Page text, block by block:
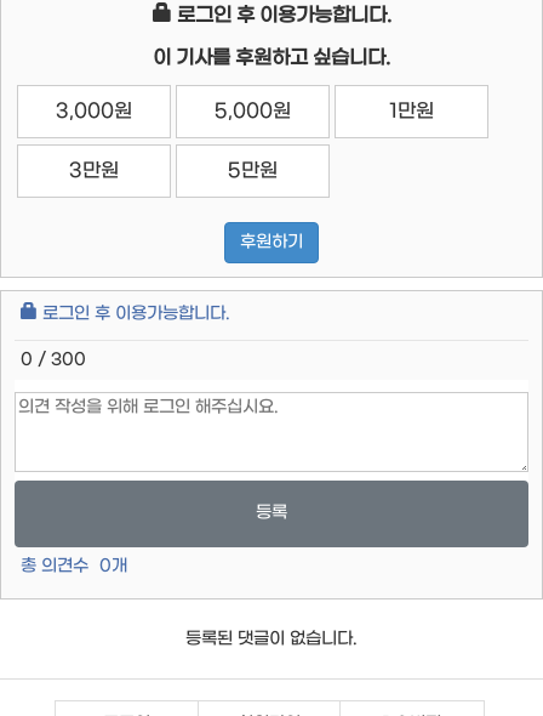
로그인 후 이용가능합니다.
이 기사를 후원하고 싶습니다.
3,000원 5,000원 1만원
3만원 5만원
후원하기
로그인 후 이용가능합니다.
0 / 300
등록
총 의견수 0개
등록된 댓글이 없습니다.